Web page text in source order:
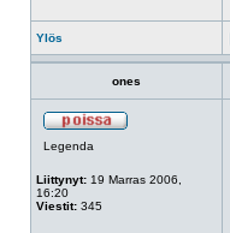
Ylös
ones
Legenda
Liittynyt: 19 Marras 2006,
16:20
Viestit: 345